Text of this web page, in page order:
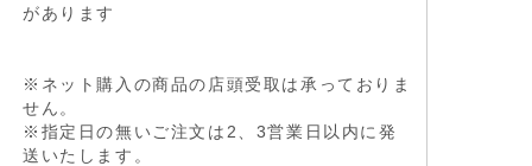
があります
※ネット購入の商品の店頭受取は承っておりま
せん。
※指定日の無いご注文は2、3営業日以内に発
送いたします。